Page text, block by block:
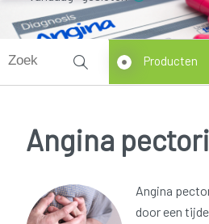
Producten
Angina
Angina
door een